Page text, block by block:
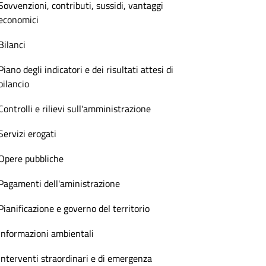
contributi, sussidi, vantaggi
degli indicatori e dei risultati attesi di
e rilievi sull'amministrazione
erogati
pubbliche
dell'aministrazione
e governo del territorio
ambientali
straordinari e di emergenza